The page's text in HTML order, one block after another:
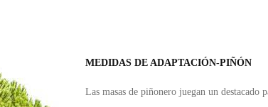
MEDIDAS DE ADAPTACIÓN-PIÑÓN
Las masas de piñonero juegan un destacado